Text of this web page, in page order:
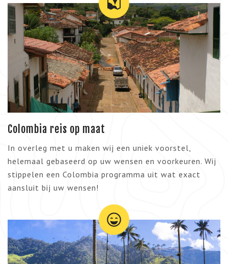
Colombia reis op maat
In overleg met u maken wij een uniek voorstel,
helemaal gebaseerd op uw wensen en voorkeuren. Wij
stippelen een Colombia programma uit wat exact
aansluit bij uw wensen!